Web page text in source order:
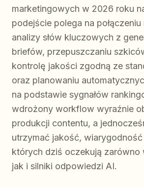
marketingowych w 2026 roku
podejście polega na
analizy słów kluczowych z
briefów, przepuszczaniu
kontrolę jakości zgodną ze
oraz planowaniu
na podstawie sygnałów
wdrożony workflow wyraźnie
produkcji contentu, a
utrzymać jakość,
których dziś oczekują zarówno
jak i silniki odpowiedzi AI.